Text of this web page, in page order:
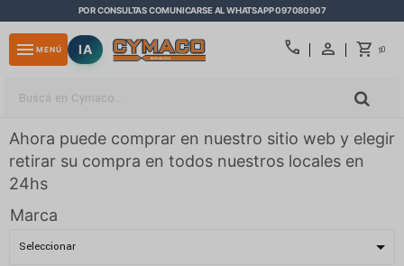
POR CONSULTAS COMUNICARSE AL WHATSAPP 097080907
call $0
menu MENÚ IA
Ahora puede comprar en nuestro sitio web y elegir
retirar su compra en todos nuestros locales en
24hs
Marca
close